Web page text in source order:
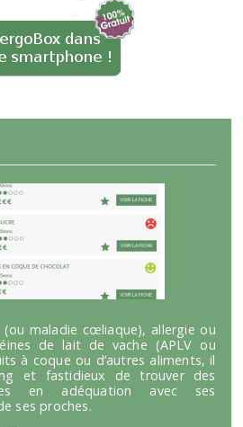
maladie cœliaque), allergie ou
de lait de vache (APLV ou
à coque ou d’autres aliments, il
et fastidieux de trouver des
en adéquation avec ses
ses proches.